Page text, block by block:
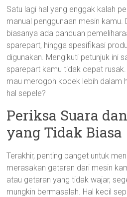
Satu lagi hal yang enggak kalah
manual penggunaan mesin
biasanya ada panduan
sparepart, hingga spesifikasi
digunakan. Mengikuti petunjuk ini
sparepart kamu tidak cepat
mau merogoh kocek lebih dalam
hal sepele?
Periksa Suara
yang Tidak Biasa
Terakhir, penting banget untuk
merasakan getaran dari mesin
atau getaran yang tidak wajar,
mungkin bermasalah. Hal kecil